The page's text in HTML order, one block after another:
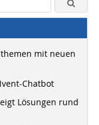
mit neuen
Chatbot
Lösungen rund